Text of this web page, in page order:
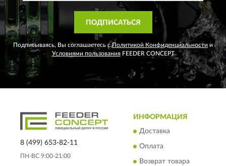
ПОДПИСАТЬСЯ
Подписываясь, Вы соглашаетесь сПолитикой Конфиденциальности и
Условиями пользованияFEEDER CONCEPT
8 (499) 653-82-11
ПН-ВС 9:00-21:00
ИНФОРМАЦИЯ
Доставка
Оплата
Возврат товара